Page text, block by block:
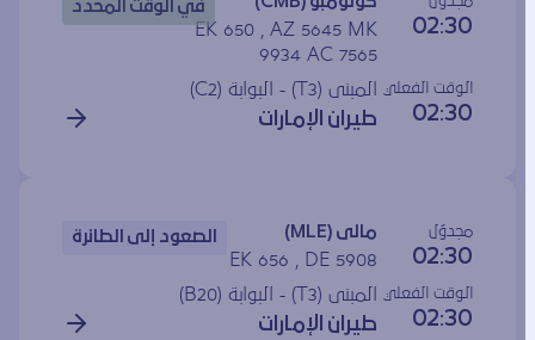
02:30
EK 650 , AZ 5645 MK
9934 AC 7565
في الوقت المحدد
الوقت الفعلي
02:30
المبنى (T3) - البوابة ( C2
)
طيران الإمارات
مجدوَل
02:30
مالى (MLE)
EK 656 , DE 5908
الصعود إلى الطائرة
الوقت الفعلي
02:30
المبنى (T3) - البوابة ( B20
)
طيران الإمارات